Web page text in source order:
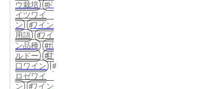
ウ栽培
ド
イツワイ
ン
ワイン
用語
ワイ
ン品種
ボ
ルドー
甘
口ワイン
ロゼワイ
ン
ワイン